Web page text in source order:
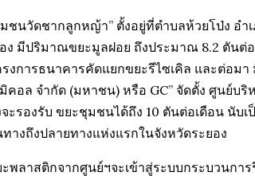
ชนวัดชากลูกหญ้า” ตั้งอยู่ที่ตำบลห้วยโป่ง อำ
ง มีปริมาณขยะมูลฝอย ถึงประมาณ 8.2 ตันต่
งการธนาคารคัดแยกขยะรีไซเคิล และต่อม
คอล จำกัด (มหาชน) หรือ GC” จัดตั้ง ศูนย์บ
ะรองรับ ขยะชุมชนได้ถึง 10 ตันต่อเดือน นับ
างถึงปลายทางแห่งแรกในจังหวัดระยอง
พลาสติกจากศูนย์ฯจะเข้าสู่ระบบกระบวนกา